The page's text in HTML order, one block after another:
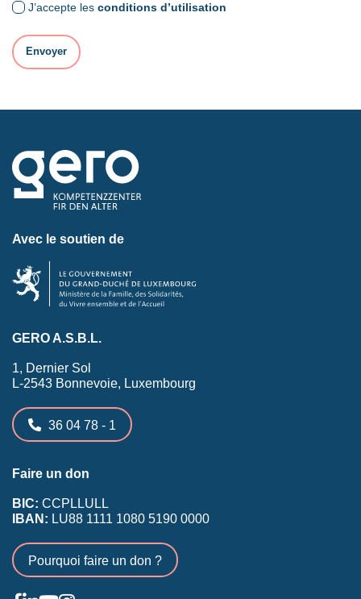
J’accepte les conditions d’utilisation
Avec le soutien de
GERO A.S.B.L.
1, Dernier Sol
L-2543 Bonnevoie, Luxembourg
36 04 78 - 1
Faire un don
BIC: CCPLLULL
IBAN: LU88 1111 1080 5190 0000
Pourquoi faire un don ?